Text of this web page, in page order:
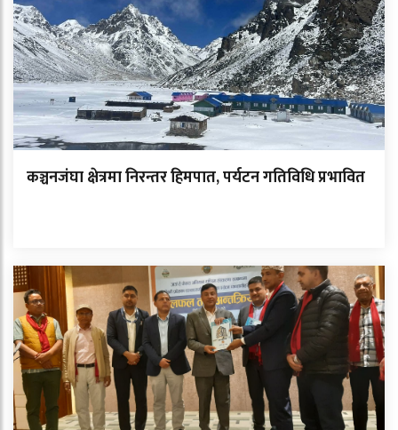
कञ्चनजंघा क्षेत्रमा निरन्तर हिमपात, पर्यटन गतिविधि प्रभावित